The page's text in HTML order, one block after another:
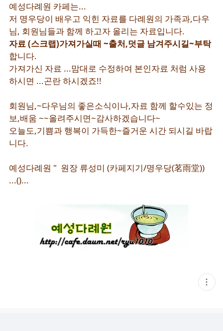
예성다례원 카페는...
저 명우당이 배우고 익힌 자료를 다례원의 가족과,다우
님, 회원님들과 함께 하고자 올리는 자료입니다.
자료(스크랩)가져가실때 ~출처,덧글 남겨주시길~부탁
합니다.
가져가신 자료 ...맘대로 수정하여 본인자료 처럼 사용
하시면 ...곤란 하시겠죠!!
회원님,~다우님의 좋은소식이나,자료 함께 할수있는 정
보,배움 ~~올려주시면~감사하겠습니다~
오늘도,기쁨과 행복이 가득한~즐거운 시간 되시길 바랍
니다.
예성다례원 " 원장 류성미 (카페지기/명우당(茗雨堂))
...()...
현
재